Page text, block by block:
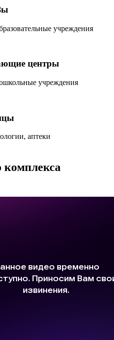
учреждения
центры
учреждения
аптеки
комплекса